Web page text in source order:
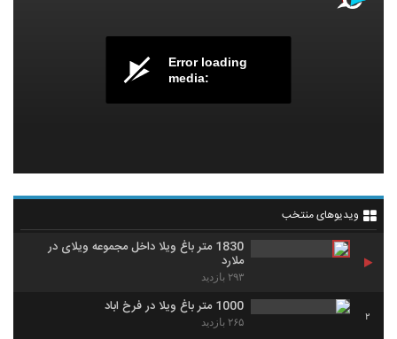
Error loading
media:
ویدیوهای منتخب
1830 متر باغ ویلا داخل مجموعه ویلای در
ملارد
۲۹۳ بازدید
2
1000 متر باغ ویلا در فرخ اباد
۲۶۵ بازدید